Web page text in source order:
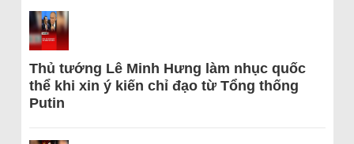
Thủ tướng Lê Minh Hưng làm nhục quốc
thể khi xin ý kiến chỉ đạo từ Tổng thống
Putin